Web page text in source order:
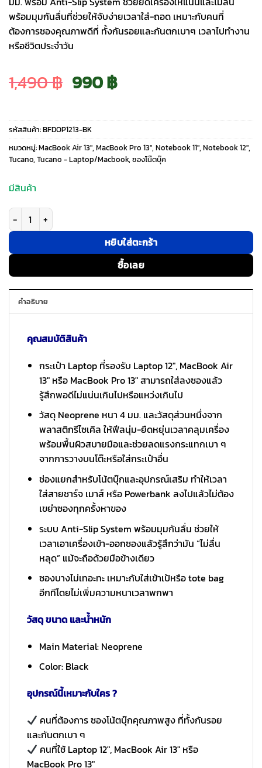
พร้อมมุมกันลื่นที่ช่วยให้จับง่ายเวลาใส่-ถอด เหมาะกับคนที่
ต้องการซองคุณภาพดีที่ ทั้งกันรอยและกันตกเบาๆ เวลาไปทำงาน
หรือชีวิตประจำวัน
1,490฿ Original
price
was:
990฿Current
price
is:
รหัสสินค้า:BFDOP1213-BK
หมวดหมู่:MacBook Air 13″, MacBook Pro 13″, Notebook 11", Notebook 12",
Tucano, Tucano - Laptop/Macbook, ซองโน๊ตบุ๊ค
มีสินค้า
จำนวน Tucano รุ่น DOPPIO - ซองใส่ Laptop 12" /MacBook Air 13"/
หยิบใส่ตะกร้า
ซื้อเลย
คำอธิบาย
คุณสมบัติสินค้า
กระเป๋า Laptop ที่รองรับ Laptop 12″, MacBook Air
13″ หรือ MacBook Pro 13″ สามารถใส่ลงซองแล้ว
รู้สึกพอดีไม่แน่นเกินไปหรือแหว่งเกินไป
วัสดุ Neoprene หนา 4 มม. และวัสดุส่วนหนึ่งจาก
พลาสติกรีไซเคิล ให้ฟีลนุ่ม-ยืดหยุ่นเวลาคลุมเครื่อง
พร้อมพื้นผิวสบายมือและช่วยลดแรงกระแทกเบา ๆ
จากการวางบนโต๊ะหรือใส่กระเป๋าอื่น
ช่องแยกสำหรับโน้ตบุ๊กและอุปกรณ์เสริม ทำให้เวลา
ใส่สายชาร์จ เมาส์ หรือ Powerbank ลงไปแล้วไม่ต้อง
เขย่าซองทุกครั้งหาของ
ระบบ Anti-Slip System พร้อมมุมกันลื่น ช่วยให้
เวลาเอาเครื่องเข้า-ออกซองแล้วรู้สึกว่ามัน “ไม่ลื่น
หลุด” แม้จะถือด้วยมือข้างเดียว
ซองบางไม่เทอะทะ เหมาะกับใส่เข้าเป้หรือ tote bag
อีกทีโดยไม่เพิ่มความหนาเวลาพกพา
วัสดุ ขนาด และน้ำหนัก
Main Material: Neoprene
Color: Black
อุปกรณ์นี้เหมาะกับใคร ?
คนที่ต้องการ ซองโน้ตบุ๊กคุณภาพสูง ที่ทั้งกันรอย
และกันตกเบา ๆ
คนที่ใช้ Laptop 12″, MacBook Air 13″ หรือ
MacBook Pro 13″